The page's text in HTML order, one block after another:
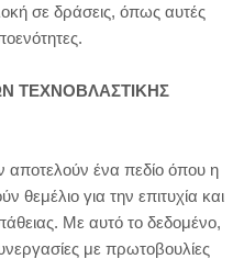
σε δράσεις, όπως αυτές
ΤΕΧΝΟΒΛΑΣΤΙΚΗΣ
αποτελούν ένα πεδίο όπου η
θεμέλιο για την επιτυχία και
Με αυτό το δεδομένο,
με πρωτοβουλίες